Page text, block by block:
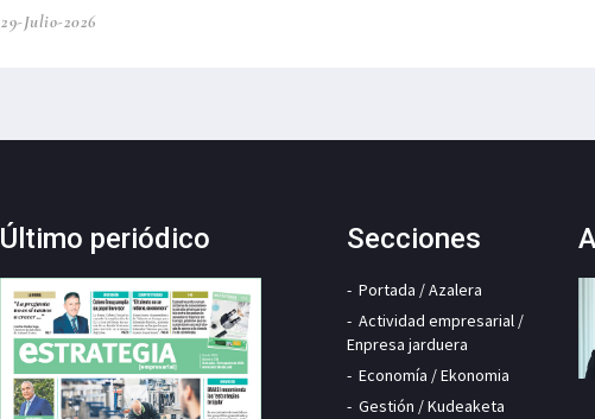
29-Julio-2026
Último periódico Secciones
Portada / Azalera
Actividad empresarial /
Enpresa jarduera
Economía / Ekonomia
Gestión / Kudeaketa